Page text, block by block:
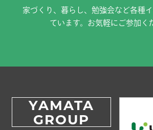
家づくり、暮らし、勉強会など各種
ています。お気軽にご参加く
YAMATA
GROUP